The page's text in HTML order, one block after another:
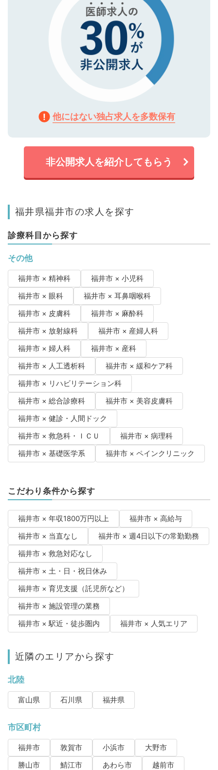
他にはない独占求人を多数保有
非公開求人を紹介してもらう
福井県福井市の求人を探す
診療科目から探す
その他
福井市 × 精神科
福井市 × 小児科
福井市 × 眼科
福井市 × 耳鼻咽喉科
福井市 × 皮膚科
福井市 × 麻酔科
福井市 × 放射線科
福井市 × 産婦人科
福井市 × 婦人科
福井市 × 産科
福井市 × 人工透析科
福井市 × 緩和ケア科
福井市 × リハビリテーション科
福井市 × 総合診療科
福井市 × 美容皮膚科
福井市 × 健診・人間ドック
福井市 × 救急科・ＩＣＵ
福井市 × 病理科
福井市 × 基礎医学系
福井市 × ペインクリニック
こだわり条件から探す
福井市 × 年収1800万円以上
福井市 × 高給与
福井市 × 当直なし
福井市 × 週4日以下の常勤勤務
福井市 × 救急対応なし
福井市 × 土・日・祝日休み
福井市 × 育児支援（託児所など）
福井市 × 施設管理の業務
福井市 × 駅近・徒歩圏内
福井市 × 人気エリア
近隣のエリアから探す
北陸
富山県 石川県 福井県
市区町村
福井市 敦賀市 小浜市
大野市
勝山市
鯖江市 あわら市
越前市